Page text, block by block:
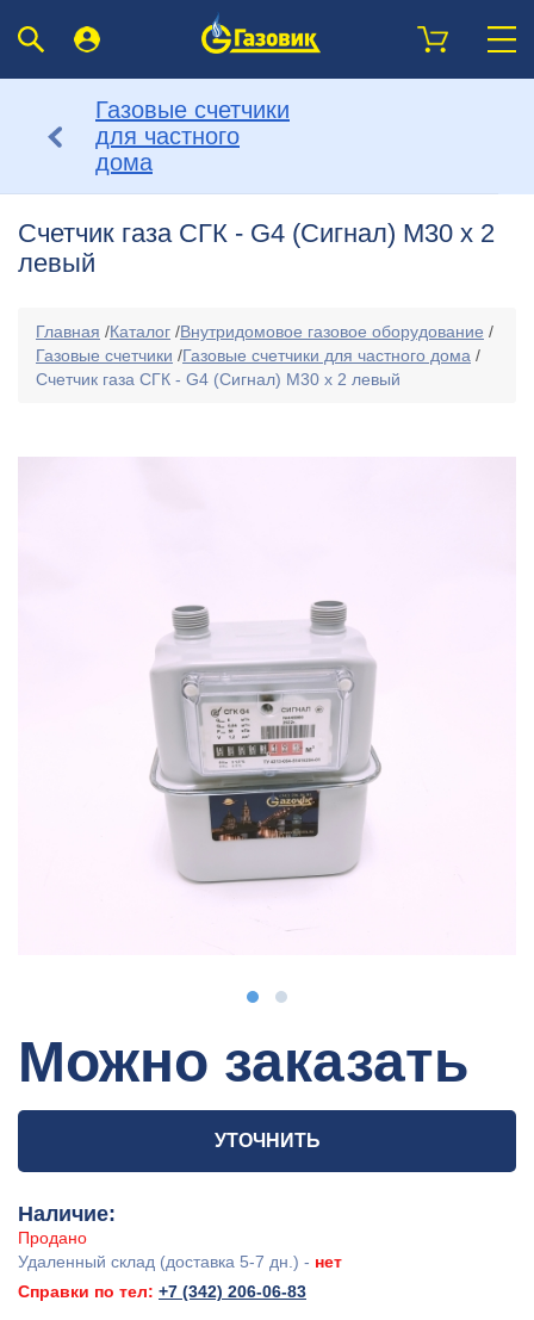
Газовые счетчики
для частного
дома
Счетчик газа СГК - G4 (Сигнал) М30 x 2
левый
Главная /Каталог /Внутридомовое газовое оборудование /
Газовые счетчики /Газовые счетчики для частного дома /
Счетчик газа СГК - G4 (Сигнал) М30 x 2 левый
Можно заказать
УТОЧНИТЬ
Наличие:
Продано
Удаленный склад (доставка 5-7 дн.) - нет
Справки по тел: +7 (342) 206-06-83